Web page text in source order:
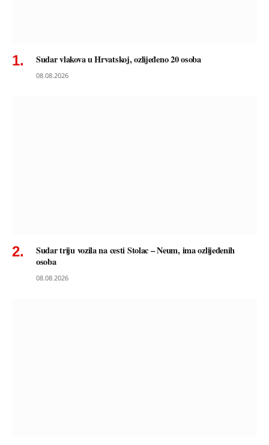
Sudar vlakova u Hrvatskoj, ozlijeđeno 20 osoba
08.08.2026
Sudar triju vozila na cesti Stolac – Neum, ima ozlijeđenih
osoba
08.08.2026